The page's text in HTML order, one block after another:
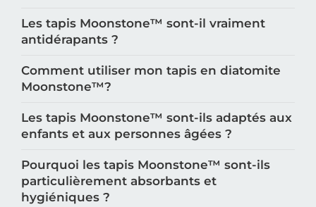
Les tapis Moonstone™️ sont-il vraiment
antidérapants ?
Comment utiliser mon tapis en diatomite
Moonstone™️?
Les tapis Moonstone™️ sont-ils adaptés aux
enfants et aux personnes âgées ?
Pourquoi les tapis Moonstone™️ sont-ils
particulièrement absorbants et
hygiéniques ?